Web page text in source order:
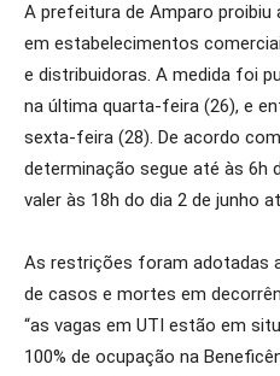
A prefeitura de Amparo proibiu
em estabelecimentos
e distribuidoras. A medida foi
na última quarta-feira (26), e
sexta-feira (28). De acordo
determinação segue até às 6h
valer às 18h do dia 2 de junho
As restrições foram adotadas
de casos e mortes em
“as vagas em UTI estão em
100% de ocupação na